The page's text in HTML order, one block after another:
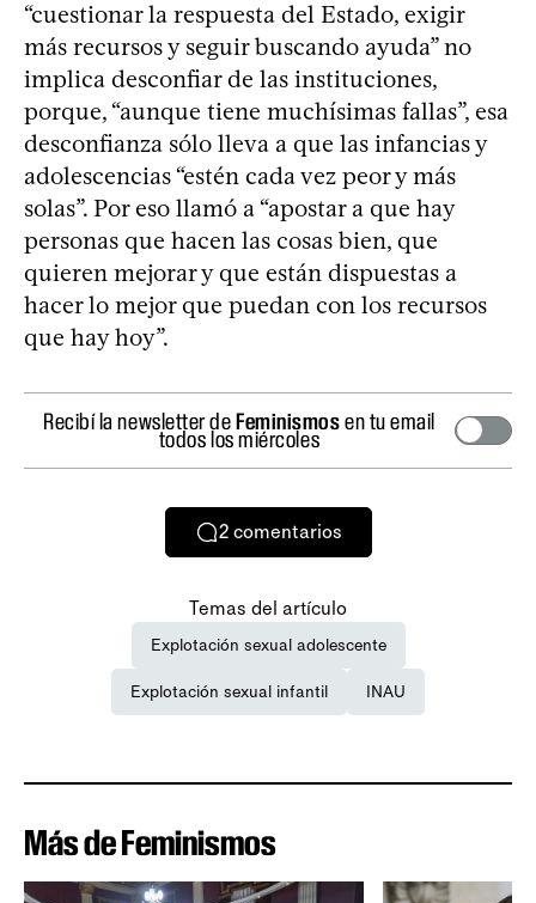
“cuestionar la respuesta del Estado, exigir
más recursos y seguir buscando ayuda” no
implica desconfiar de las instituciones,
porque, “aunque tiene muchísimas fallas”, esa
desconfianza sólo lleva a que las infancias y
adolescencias “estén cada vez peor y más
solas”. Por eso llamó a “apostar a que hay
personas que hacen las cosas bien, que
quieren mejorar y que están dispuestas a
hacer lo mejor que puedan con los recursos
que hay hoy”.
Recibí la newsletter deFeminismosen tu email
todos los miércoles
2 comentarios
Temas del artículo
Explotación sexual adolescente
Explotación sexual infantil INAU
Más de Feminismos